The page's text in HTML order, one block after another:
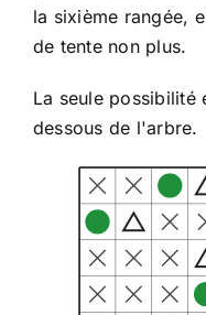
la sixième rangée,
de tente non plus.
La seule possibilité
dessous de l'arbre.